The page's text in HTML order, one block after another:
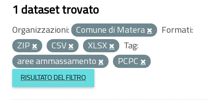
1 dataset trovato
Organizzazioni: Comune di Matera
Formati:
ZIP
CSV XLSX
Tag:
aree ammassamento
PCPC
RISULTATO DEL FILTRO